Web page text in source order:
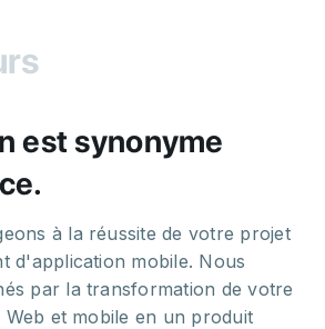
est synonyme
à la réussite de votre projet
d'application mobile. Nous
par la transformation de votre
et mobile en un produit